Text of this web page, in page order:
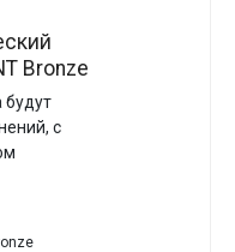
Bronze
будут
с